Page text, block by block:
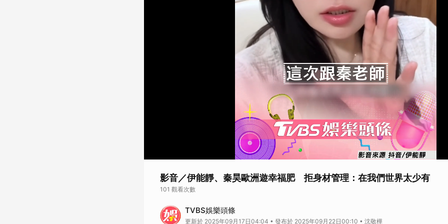
影音／伊能靜、秦昊歐洲遊幸福肥 拒身材管理：在我們世界太少有
101 觀看次數
TVBS娛樂頭條
更新於 2025年09月17日04:04 • 發布於 2025年09月22日00:10 • 沈敬樺